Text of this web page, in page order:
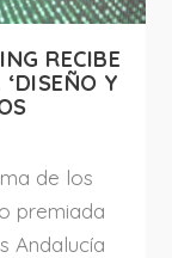
RECIBE
Y
de los
premiada
Andalucía